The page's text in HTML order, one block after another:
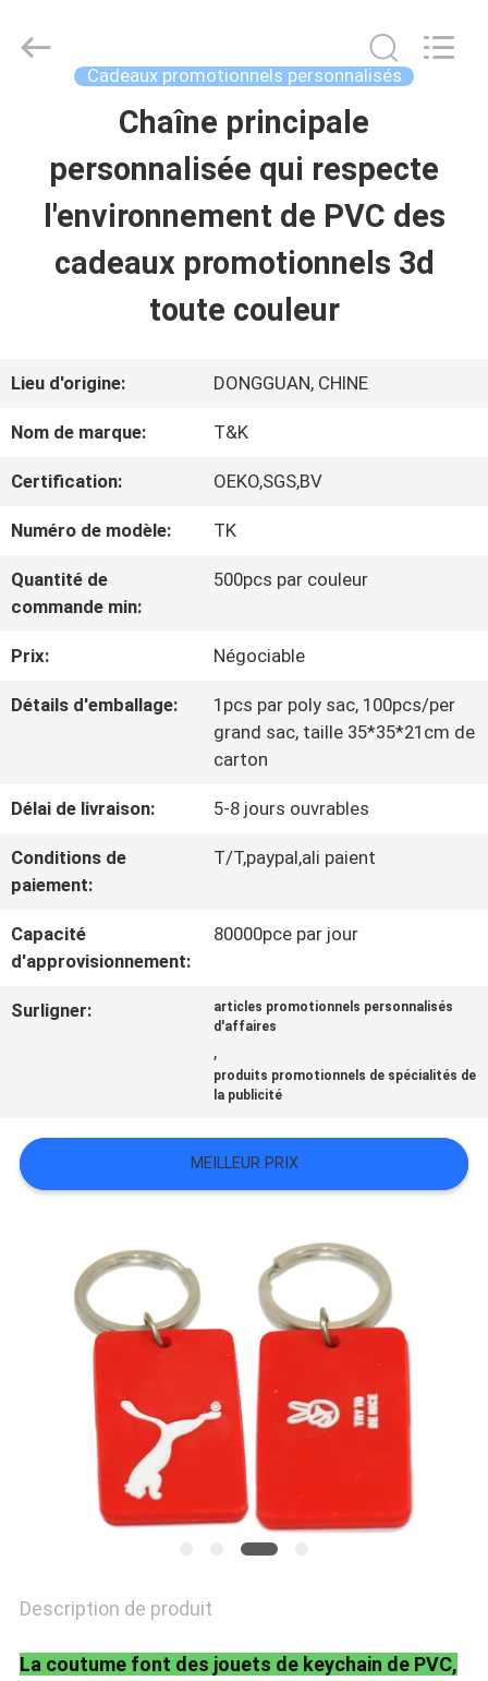
PRODUITS
DE
NOUS
VISITE
D'USINE
DE
LA
CONTACT
NOUVELLES
TOUS
VR
PLAN
POLITIQUE
T&K
Cadeaux promotionnels personnalisés
Chaîne principale
personnalisée qui respecte
l'environnement de PVC des
cadeaux promotionnels 3d
toute couleur
Lieu d'origine: DONGGUAN, CHINE
Nom de marque: T&K
Certification: OEKO,SGS,BV
Numéro de modèle: TK
Quantité de
commande min:
500pcs par couleur
Prix: Négociable
Détails d'emballage:
1pcs par poly sac, 100pcs/per
grand sac, taille 35*35*21cm de
carton
Délai de livraison: 5-8 jours ouvrables
Conditions de
paiement:
T/T,paypal,ali paient
Capacité
d'approvisionnement:
80000pce par jour
Surligner:
articles promotionnels personnalisés
d'affaires
,
produits promotionnels de spécialités de
la publicité
MEILLEUR PRIX
Description de produit
La coutume font des jouets de keychain de PVC,